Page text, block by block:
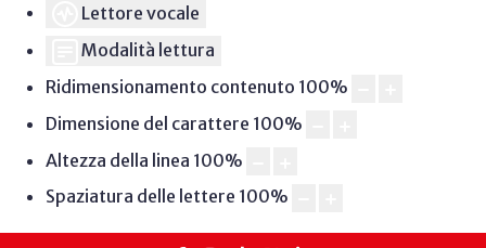
Lettore vocale
Modalità lettura
Ridimensionamento contenuto 100%
Dimensione del carattere 100%
Altezza della linea 100%
Spaziatura delle lettere 100%